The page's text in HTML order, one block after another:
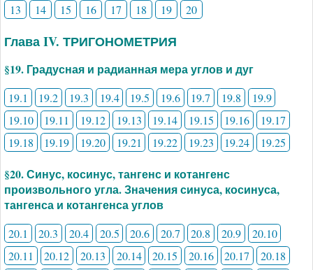
13
14 15 16 17 18 19 20
Глава IV. ТРИГОНОМЕТРИЯ
§19. Градусная и радианная мера углов и дуг
19.1 19.2 19.3 19.4 19.5 19.6 19.7 19.8
19.9
19.10
19.11 19.12 19.13 19.14 19.15 19.16
19.17
19.18
19.19 19.20 19.21 19.22 19.23 19.24 19.25
§20. Синус, косинус, тангенс и котангенс
произвольного угла. Значения синуса, косинуса,
тангенса и котангенса углов
20.1 20.3 20.4 20.5 20.6 20.7 20.8 20.9
20.10
20.11
20.12 20.13 20.14 20.15 20.16 20.17
20.18